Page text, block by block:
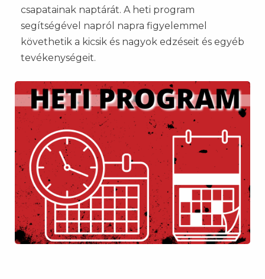
csapatainak naptárát. A heti program
segítségével napról napra figyelemmel
követhetik a kicsik és nagyok edzéseit és egyéb
tevékenységeit.